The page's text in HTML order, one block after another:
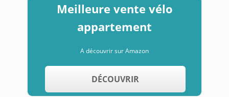
Meilleure vente vélo
appartement
A découvrir sur Amazon
DÉCOUVRIR